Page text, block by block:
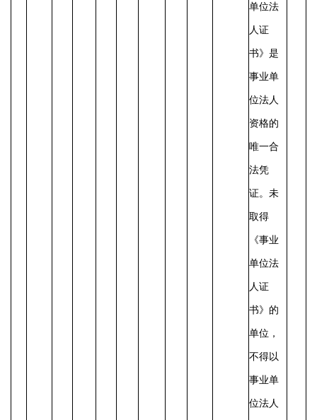
单位法
人证
书》是
事业单
位法人
资格的
唯一合
法凭
证。未
取得
《事业
单位法
人证
书》的
单位，
不得以
事业单
位法人